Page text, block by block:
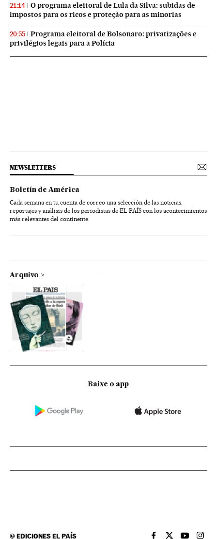
21:14
O programa eleitoral de Lula da Silva: subidas de
impostos para os ricos e proteção para as minorias
20:55
Programa eleitoral de Bolsonaro: privatizações e
privilégios legais para a Polícia
NEWSLETTERS
Boletín de América
Cada semana en tu cuenta de correo una selección de las noticias,
reportajes y análisis de los periodistas de EL PAÍS con los acontecimientos
más relevantes del continente.
Arquivo
Baixe o app
©EDICIONES EL PAÍS